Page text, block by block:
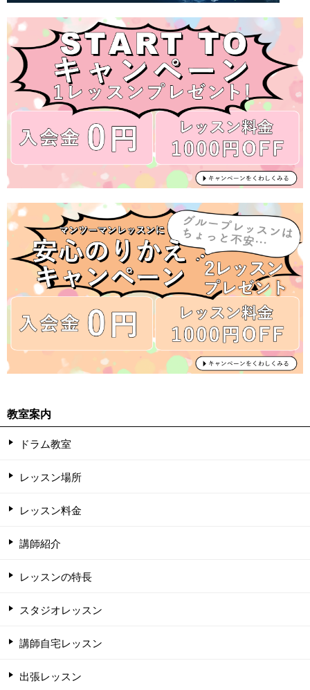
教室案内
ドラム教室
レッスン場所
レッスン料金
講師紹介
レッスンの特長
スタジオレッスン
講師自宅レッスン
出張レッスン